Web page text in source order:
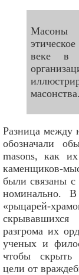
Масоны
веке в
масонства.
Разница между
обозначали
masons, как
каменщиков-
были связаны
номинально.
«рыцарей-
разгрома их
ученых и
чтобы скрыть
цели от